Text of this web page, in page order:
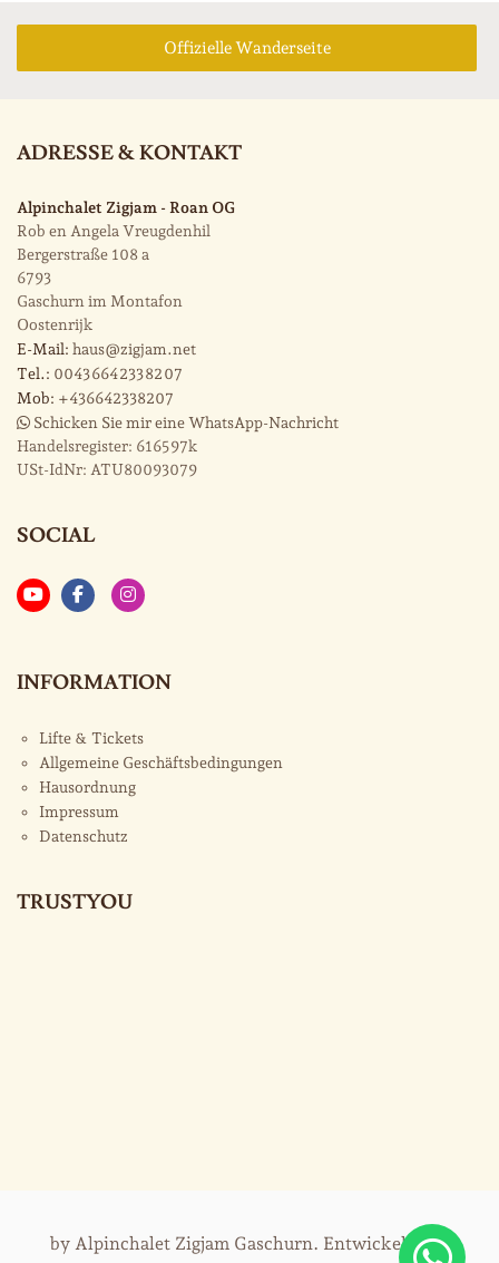
Offizielle Wanderseite
ADRESSE & KONTAKT
Alpinchalet Zigjam - Roan OG
Rob en Angela Vreugdenhil
Bergerstraße 108 a
6793
Gaschurn im Montafon
Oostenrijk
E-Mail: haus@zigjam.net
Tel.: 0043 664 233 82 07
Mob: +436642338207
Schicken Sie mir eine WhatsApp-Nachricht
Handelsregister: 616597k
USt-IdNr: ATU80093079
SOCIAL
INFORMATION
Lifte & Tickets
Allgemeine Geschäftsbedingungen
Hausordnung
Impressum
Datenschutz
TRUSTYOU
by Alpinchalet Zigjam Gaschurn. Entwickelt von